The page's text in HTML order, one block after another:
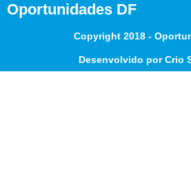
Oportunidades DF
Copyright 2018 -
Desenvolvido por Crio